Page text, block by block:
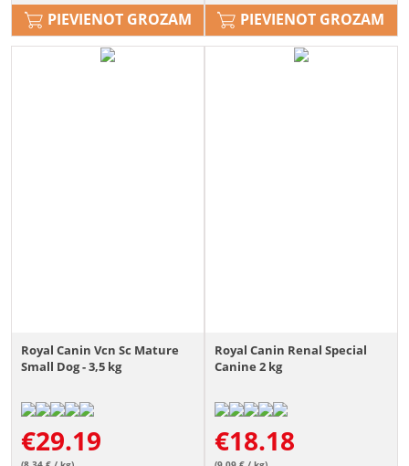
PIEVIENOT GROZAM PIEVIENOT GROZAM
Royal Canin Vcn Sc Mature
Small Dog - 3,5 kg
€29.19
Royal Canin Renal Special
Canine 2 kg
€18.18